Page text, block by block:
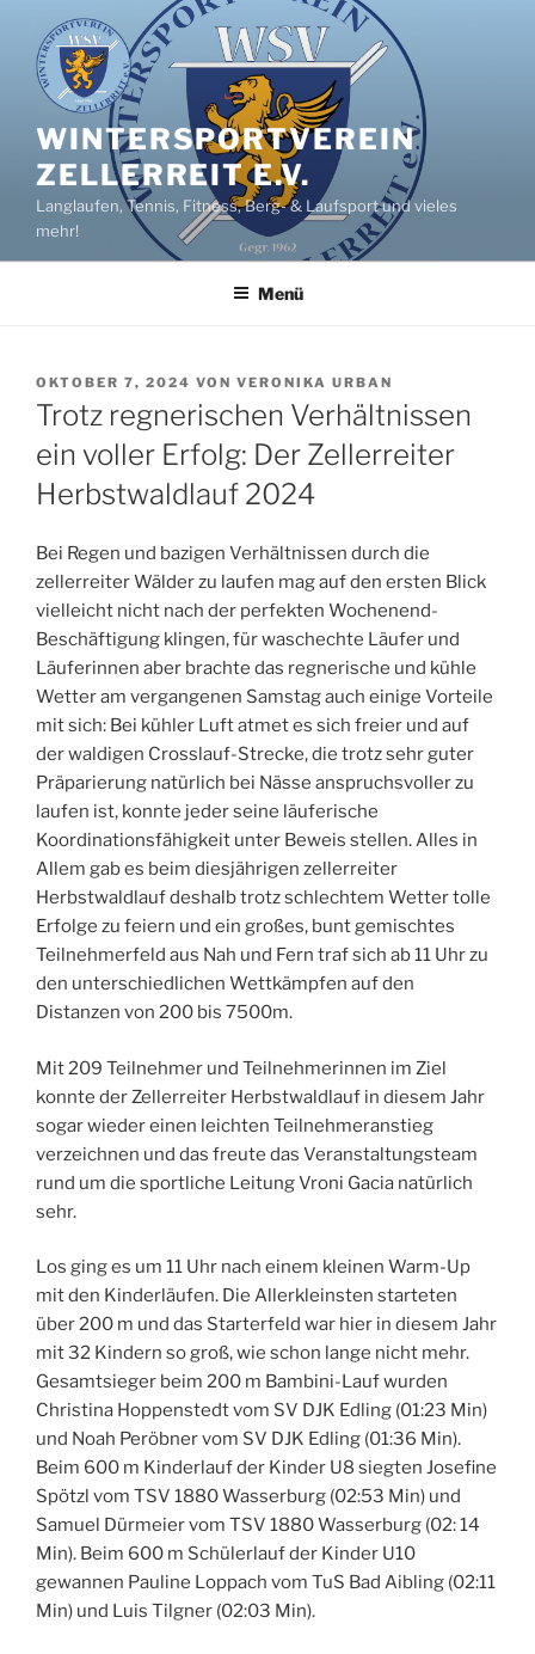
Inhalt
springen
WINTERSPORTVEREIN
ZELLERREIT E.V.
Langlaufen, Tennis, Fitness, Berg- & Laufsport und vieles
mehr!
Menü
VERÖFFENTLICHT
AM
OKTOBER 7, 2024 VON VERONIKA URBAN
Trotz regnerischen Verhältnissen
ein voller Erfolg: Der Zellerreiter
Herbstwaldlauf 2024
Bei Regen und bazigen Verhältnissen durch die
zellerreiter Wälder zu laufen mag auf den ersten Blick
vielleicht nicht nach der perfekten Wochenend-
Beschäftigung klingen, für waschechte Läufer und
Läuferinnen aber brachte das regnerische und kühle
Wetter am vergangenen Samstag auch einige Vorteile
mit sich: Bei kühler Luft atmet es sich freier und auf
der waldigen Crosslauf-Strecke, die trotz sehr guter
Präparierung natürlich bei Nässe anspruchsvoller zu
laufen ist, konnte jeder seine läuferische
Koordinationsfähigkeit unter Beweis stellen. Alles in
Allem gab es beim diesjährigen zellerreiter
Herbstwaldlauf deshalb trotz schlechtem Wetter tolle
Erfolge zu feiern und ein großes, bunt gemischtes
Teilnehmerfeld aus Nah und Fern traf sich ab 11 Uhr zu
den unterschiedlichen Wettkämpfen auf den
Distanzen von 200 bis 7500m.
Mit 209 Teilnehmer und Teilnehmerinnen im Ziel
konnte der Zellerreiter Herbstwaldlauf in diesem Jahr
sogar wieder einen leichten Teilnehmeranstieg
verzeichnen und das freute das Veranstaltungsteam
rund um die sportliche Leitung Vroni Gacia natürlich
sehr.
Los ging es um 11 Uhr nach einem kleinen Warm-Up
mit den Kinderläufen. Die Allerkleinsten starteten
über 200 m und das Starterfeld war hier in diesem Jahr
mit 32 Kindern so groß, wie schon lange nicht mehr.
Gesamtsieger beim 200 m Bambini-Lauf wurden
Christina Hoppenstedt vom SV DJK Edling (01:23 Min)
und Noah Peröbner vom SV DJK Edling (01:36 Min).
Beim 600 m Kinderlauf der Kinder U8 siegten Josefine
Spötzl vom TSV 1880 Wasserburg (02:53 Min) und
Samuel Dürmeier vom TSV 1880 Wasserburg (02: 14
Min). Beim 600 m Schülerlauf der Kinder U10
gewannen Pauline Loppach vom TuS Bad Aibling (02:11
Min) und Luis Tilgner (02:03 Min).